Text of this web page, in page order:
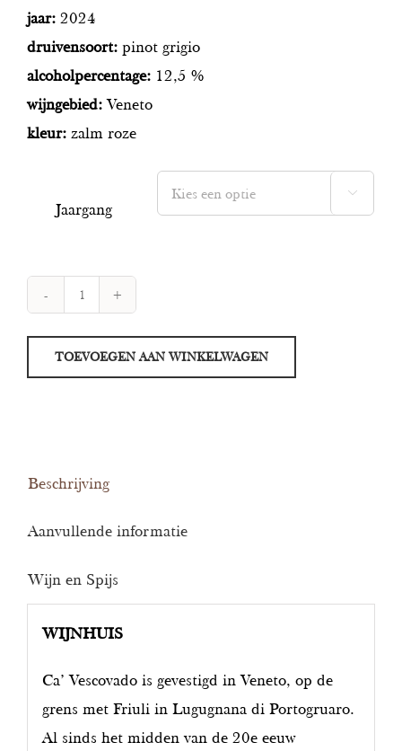
jaar: 2024
druivensoort: pinot grigio
alcoholpercentage: 12,5 %
wijngebied:Veneto
kleur: zalm roze
Jaargang

Vigna
Di
Blush
TOEVOEGEN AAN WINKELWAGEN
Beschrijving
Aanvullende informatie
Wijn en Spijs
WIJNHUIS
Ca’ Vescovado is gevestigd in Veneto, op de
grens met Friuli in Lugugnana di Portogruaro.
Al sinds het midden van de 20e eeuw